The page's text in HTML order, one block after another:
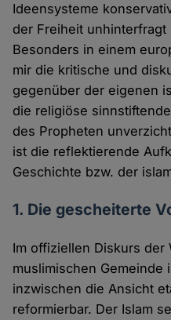
Ideensysteme
der Freiheit unhinterfragt
Besonders in einem
mir die kritische und
gegenüber der eigenen
die religiöse
des Propheten
ist die reflektierende
Geschichte bzw. der
1. Die gescheiterte
Im offiziellen Diskurs der
muslimischen Gemeinde
inzwischen die Ansicht
reformierbar. Der Islam